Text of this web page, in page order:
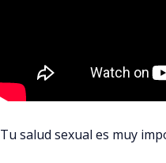
Tu salud sexual es muy